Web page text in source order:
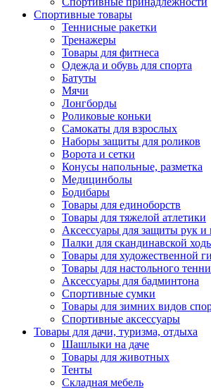
Спортивные товары
Теннисные ракетки
Тренажеры
Товары для фитнеса
Одежда и обувь для спорта
Батуты
Мячи
Лонгборды
Роликовые коньки
Самокаты для взрослых
Наборы защиты для роликов
Ворота и сетки
Конусы напольные, разметка
Медицинболы
Бодибары
Товары для единоборств
Товары для тяжелой атлетики
Аксессуары для защиты рук и
Палки для скандинавской
Товары для художественной
Товары для настольного
Аксессуары для бадминтона
Спортивные сумки
Товары для зимних видов
Спортивные аксессуары
Товары для дачи, туризма, отдыха
Шашлыки на даче
Товары для животных
Тенты
Складная мебель